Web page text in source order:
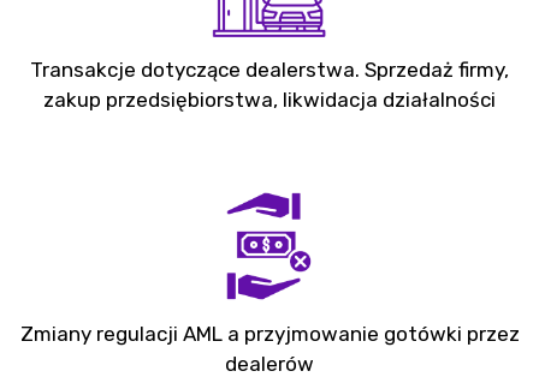
Transakcje dotyczące dealerstwa. Sprzedaż firmy,
zakup przedsiębiorstwa, likwidacja działalności
Zmiany regulacji AML a przyjmowanie gotówki przez
dealerów